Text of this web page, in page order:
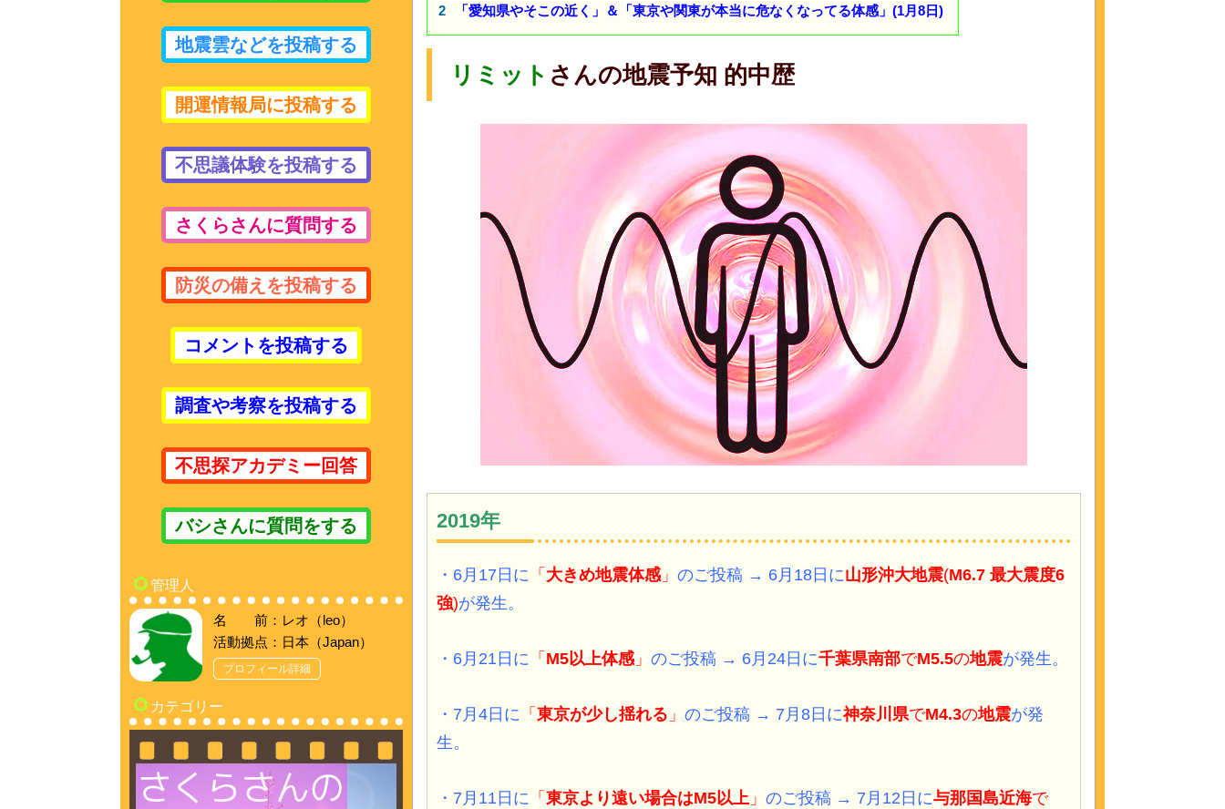
「愛知県やそこの近く」＆「東京や関東が本当に危なくなってる体感」(1月8日)
リミット さんの地震予知 的中歴
2019年
・6月17日に 「 大きめ地震体感」 のご投稿 → 6月18日に山形沖大地震(M6.7 最大震度6
強)が発生。
・6月21日に 「 M5以上体感」 のご投稿 → 6月24日に千葉県南部でM5.5の地震が発生。
・7月4日に 「 東京が少し揺れる 」 のご投稿 → 7月8日に神奈川県でM4.3の地震が発
生。
・7月11日に 「 東京より遠い場合はM5以上 」 のご投稿 → 7月12日に与那国島近海で
地震雲などを投稿する
開運情報局に投稿する
不思議体験を投稿する
さくらさんに質問する
防災の備えを投稿する
コメントを投稿する
調査や考察を投稿する
不思探アカデミー回答
バシさんに質問をする
管理人
名 前：レオ（leo）
活動拠点：日本（Japan）
プロフィール詳細
カテゴリー